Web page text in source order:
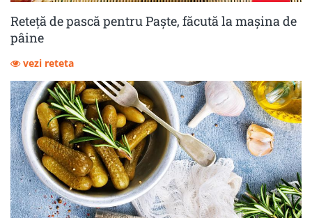
Reteță de pască pentru Paște, făcută la mașina de
pâine
vezi reteta